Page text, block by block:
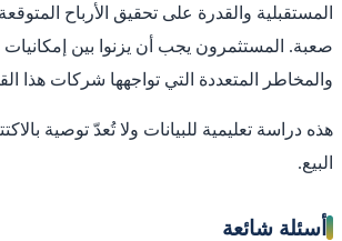
المستقبلية والقدرة على تحقيق الأرباح
صعبة. المستثمرون يجب أن يزنوا بين إمكانيات
والمخاطر المتعددة التي تواجهها شركات هذا
هذه دراسة تعليمية للبيانات ولا تُعدّ توصية
البيع.
أسئلة شائعة